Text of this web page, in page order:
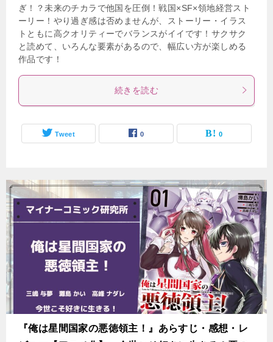
ぎ！？未来のチカラで他国を圧倒！戦国×SF×領地経営スト
ーリー！やり過ぎ感は否めませんが、ストーリー・イラス
トともに高クオリティーでバランスがイイです！サクサク
と読めて、いろんな要素があるので、幅広い方が楽しめる
作品です！
続きを読む
Tweet 0 0
『俺は星間国家の悪徳領主！』あらすじ・感想・レ